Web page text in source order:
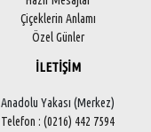
Çiçeklerin Anlamı
Özel Günler
İLETİŞİM
Anadolu Yakası (Merkez)
Telefon : (0216) 442 7594